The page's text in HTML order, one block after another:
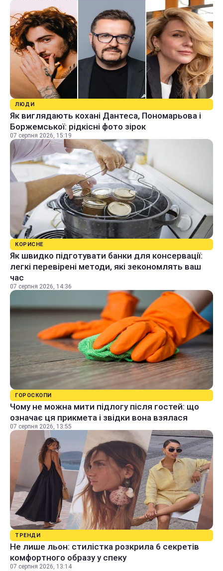
ЛЮДИ
Як виглядають кохані Дантеса, Пономарьова і
Боржемської: рідкісні фото зірок
07 серпня 2026, 15:19
КОРИСНЕ
Як швидко підготувати банки для консервації:
легкі перевірені методи, які зекономлять ваш
час
07 серпня 2026, 14:36
ГОРОСКОПИ
Чому не можна мити підлогу після гостей: що
означає ця прикмета і звідки вона взялася
07 серпня 2026, 13:55
ТРЕНДИ
Не лише льон: стилістка розкрила 6 секретів
комфортного образу у спеку
07 серпня 2026, 13:14